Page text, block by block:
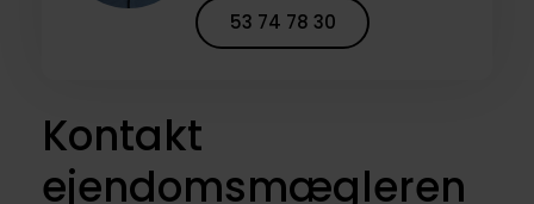
53 74 78 30
Kontakt
ejendomsmægleren